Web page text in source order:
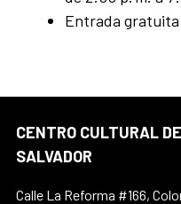
Entrada gratuita
CENTRO CULTURAL
SALVADOR
Calle La Reforma #166,